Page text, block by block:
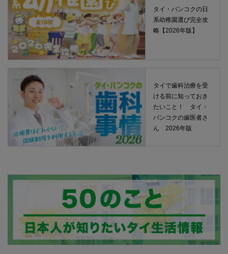
タイ・バンコクの日
系幼稚園選び完全攻
略【2026年版】
タイで歯科治療を受
ける前に知っておき
たいこと！ タイ・
バンコクの歯医者さ
ん 2026年版